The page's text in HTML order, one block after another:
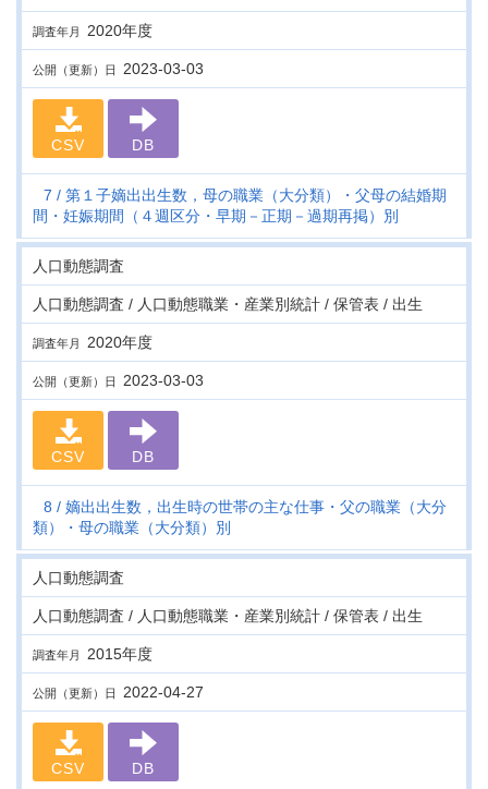
調査年月 2020年度
公開（更新）日 2023-03-03
CSV DB
7
第１子嫡出出生数，母の職業（大分類）・父母の結婚期
間・妊娠期間（４週区分・早期－正期－過期再掲）別
人口動態調査
人口動態調査 / 人口動態職業・産業別統計 / 保管表 / 出生
調査年月 2020年度
公開（更新）日 2023-03-03
CSV DB
8
嫡出出生数，出生時の世帯の主な仕事・父の職業（大分
類）・母の職業（大分類）別
人口動態調査
人口動態調査 / 人口動態職業・産業別統計 / 保管表 / 出生
調査年月 2015年度
公開（更新）日 2022-04-27
CSV DB